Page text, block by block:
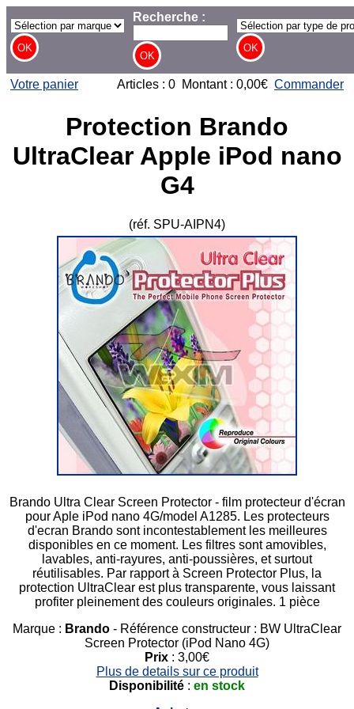
Recherche :
Votre panier Articles : 0 Montant : 0,00€ Commander
Protection Brando
UltraClear Apple iPod nano
G4
(réf. SPU-AIPN4)
Brando Ultra Clear Screen Protector - film protecteur d'écran
pour Aple iPod nano 4G/model A1285. Les protecteurs
d'ecran Brando sont incontestablement les meilleures
disponibles en ce moment. Les filtres sont amovibles,
lavables, anti-rayures, anti-poussières, et surtout
réutilisables. Par rapport à Screen Protector Plus, la
protection UltraClear est plus transparente, vous laissant
profiter pleinement des couleurs originales. 1 pièce
Marque : Brando - Référence constructeur : BW UltraClear
Screen Protector (iPod Nano 4G)
Prix : 3,00€
Plus de details sur ce produit
Disponibilité : en stock